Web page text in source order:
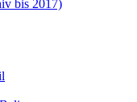
bis 2017)